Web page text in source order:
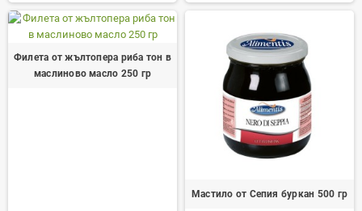
Филета от жълтопера риба тон в
маслиново масло 250 гр
Мастило от Сепия буркан 500 гр